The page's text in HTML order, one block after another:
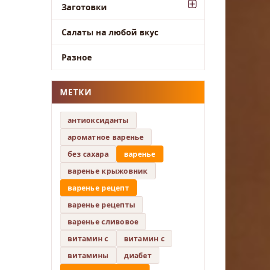
Заготовки
Салаты на любой вкус
Разное
МЕТКИ
антиоксиданты
ароматное варенье
без сахара
варенье
варенье крыжовник
варенье рецепт
варенье рецепты
варенье сливовое
витамин c
витамин с
витамины
диабет